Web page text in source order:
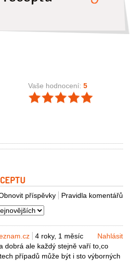
Vaše hodnocení: 5
Pravidla komentářů
příspěvky
4 roky, 1 měsíc
Nahlásit
dobrá ale každý stejně vaří to,co
případů může být i sto výborných